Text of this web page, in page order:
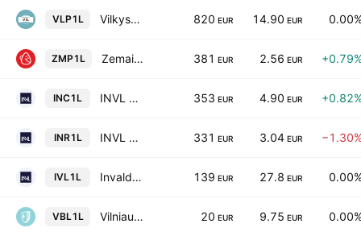
VLP1L Vilkyskiu Pienine AB 820 EUR 14.90 EUR
ZMP1L Zemaitijos Pienas AB 381 EUR 2.56 EUR
INC1L INVL Technology 353 EUR 4.90 EUR
INR1L INVL Baltic Real Estate UTIB EUR 331 EUR 3.04 EUR
IVL1L Invalda INVL AB 139 EUR 27.8 EUR
VBL1L Vilniaus Baldai AB 20 EUR 9.75 EUR